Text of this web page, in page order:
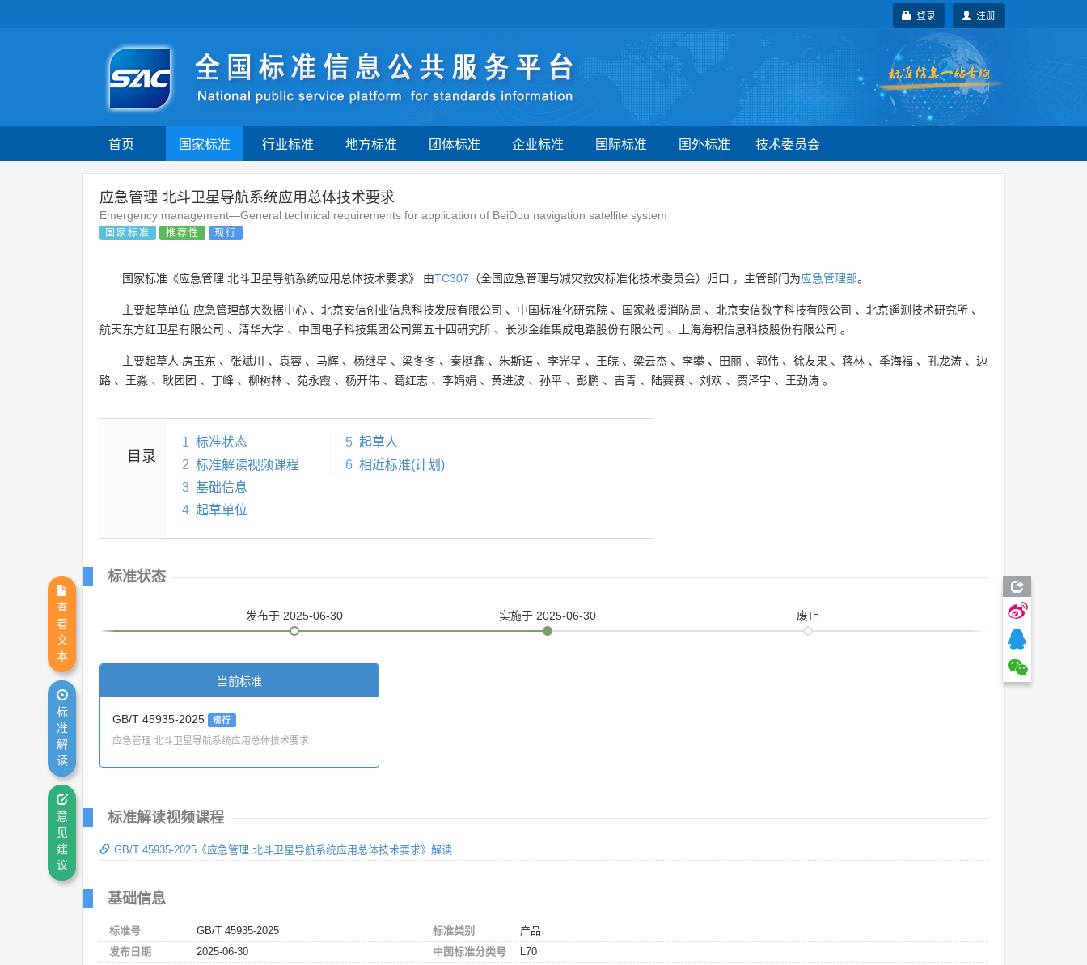
注册
登录
首页 国家标准 行业标准 地方标准 团体标准 企业标准 国际标准 国外标准 技术委员会
应急管理 北斗卫星导航系统应用总体技术要求
Emergency management—General technical requirements for application of BeiDou navigation satellite system
国家标准 推荐性 现行
国家标准《应急管理 北斗卫星导航系统应用总体技术要求》 由TC307 （全国应急管理与减灾救灾标准化技术委员会）归口 ，主管部门为应急管理部。
主要起草单位 应急管理部大数据中心 、 北京安信创业信息科技发展有限公司 、 中国标准化研究院 、 国家救援消防局 、 北京安信数字科技有限公司 、 北京遥测技术研究所 、
航天东方红卫星有限公司 、 清华大学 、 中国电子科技集团公司第五十四研究所 、 长沙金维集成电路股份有限公司 、 上海海积信息科技股份有限公司 。
主要起草人 房玉东 、 张斌川 、 袁蓉 、 马辉 、 杨继星 、 梁冬冬 、 秦挺鑫 、 朱斯语 、 李光星 、 王皖 、 梁云杰 、 李攀 、 田丽 、 郭伟 、 徐友果 、 蒋林 、 季海福 、 孔龙涛 、 边
路 、 王淼 、 耿团团 、 丁峰 、 柳树林 、 苑永霞 、 杨开伟 、 葛红志 、 李娟娟 、 黄进波 、 孙平 、 彭鹏 、 吉青 、 陆赛赛 、 刘欢 、 贾泽宇 、 王劲涛 。
目录
1 标准状态
2 标准解读视频课程
3 基础信息
4 起草单位
5 起草人
6 相近标准(计划)
标准状态
发布于 2025-06-30 实施于 2025-06-30 废止
当前标准
GB/T 45935-2025 现行
应急管理 北斗卫星导航系统应用总体技术要求
标准解读视频课程
GB/T 45935-2025《应急管理 北斗卫星导航系统应用总体技术要求》解读
基础信息
标准号
GB/T 45935-2025
发布日期
2025-06-30
标准类别
产品
中国标准分类号
L70
查
看
文
本
标
准
解
读
意
见
建
议